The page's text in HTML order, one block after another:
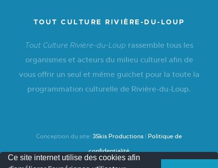
TOUT CULTURE RIVIÈRE-DU-LOUP
Tout Culture Rivière-du-Loup rassemble tous les
organismes et acteurs du milieu culturel afin de
vous offrir un seul et même guichet pour la toute la
programmation culturelle de Rivière-du-Loup.
Conception du site: 3Skis Productions | Politique de
confidentialité
Ce site internet utilise des cookies afin